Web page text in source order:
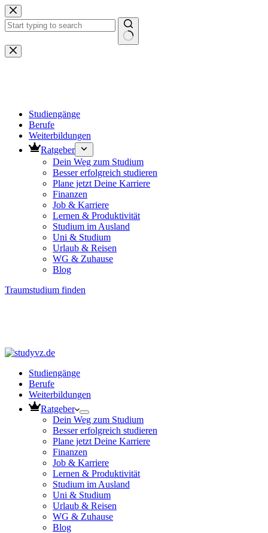
Zum
Inhalt
springen
Keine
Ergebnisse
Studiengänge
Berufe
Weiterbildungen
Ratgeber
Dein Weg zum Studium
Besser erfolgreich studieren
Plane jetzt Deine Karriere
Finanzen
Job & Karriere
Lernen & Produktivität
Studium im Ausland
Uni & Studium
Urlaub & Reisen
WG & Zuhause
Blog
Traumstudium finden
Studiengänge
Berufe
Weiterbildungen
Ratgeber
Dein Weg zum Studium
Besser erfolgreich studieren
Plane jetzt Deine Karriere
Finanzen
Job & Karriere
Lernen & Produktivität
Studium im Ausland
Uni & Studium
Urlaub & Reisen
WG & Zuhause
Blog